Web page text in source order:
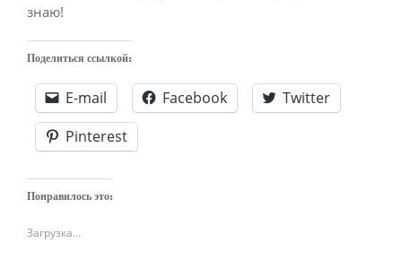
знаю!
Поделиться ссылкой:
E-mail Facebook
Twitter
Pinterest
Понравилось это:
Загрузка...